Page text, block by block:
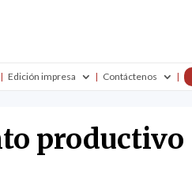
Edición impresa Contáctenos
productivo